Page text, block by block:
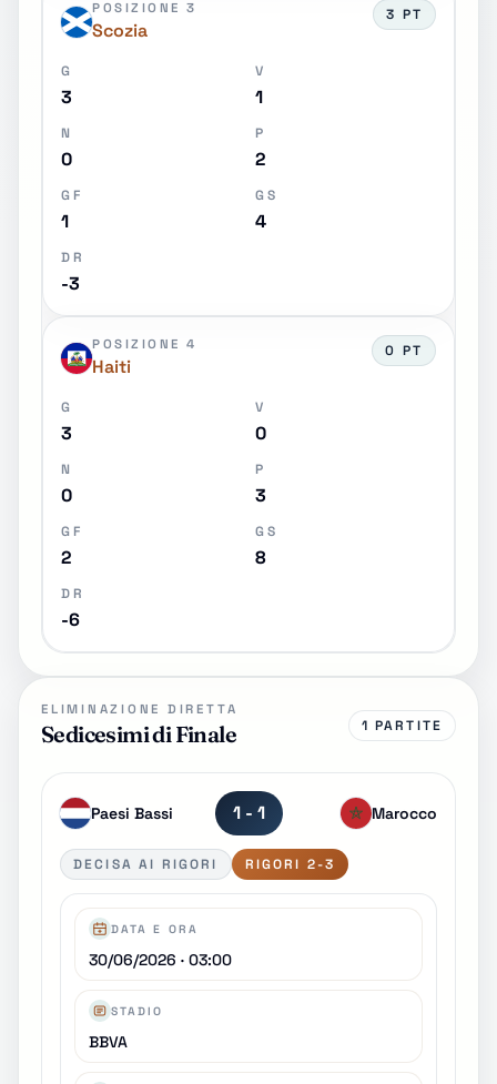
POSIZIONE 3
Scozia
3 PT
G
3
V
1
N
0
P
2
GF
1
GS
4
DR
-3
POSIZIONE 4
Haiti
0 PT
G
3
V
0
N
0
P
3
GF
2
GS
8
DR
-6
ELIMINAZIONE DIRETTA
Sedicesimi di Finale 1 PARTITE
Paesi Bassi 1 - 1 Marocco
DECISA AI RIGORI RIGORI 2-3
DATA E ORA
30/06/2026 · 03:00
STADIO
BBVA